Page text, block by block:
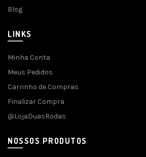
Blog
LINKS
Minha Conta
Meus Pedidos
Carrinho de Compras
Finalizar Compra
@LojaDuasRodas
NOSSOS PRODUTOS